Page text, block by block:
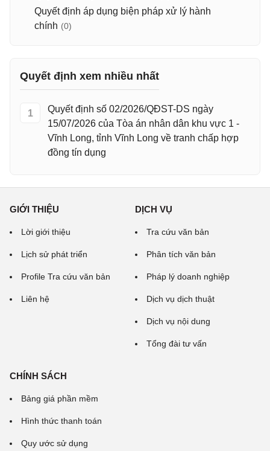
Quyết định áp dụng biện pháp xử lý hành
chính (0)
Quyết định xem nhiều nhất
1
Quyết định số 02/2026/QĐST-DS ngày
15/07/2026 của Tòa án nhân dân khu vực 1 -
Vĩnh Long, tỉnh Vĩnh Long về tranh chấp hợp
đồng tín dụng
GIỚI THIỆU
Lời giới thiệu
Lịch sử phát triển
Profile Tra cứu văn bản
Liên hệ
DỊCH VỤ
Tra cứu văn bản
Phân tích văn bản
Pháp lý doanh nghiệp
Dịch vụ dịch thuật
Dịch vụ nội dung
Tổng đài tư vấn
CHÍNH SÁCH
Bảng giá phần mềm
Hình thức thanh toán
Quy ước sử dụng